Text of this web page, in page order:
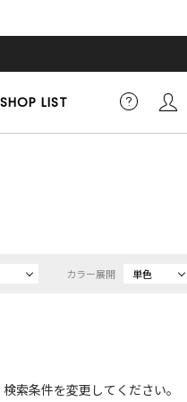
SHOP LIST
カラー展開 単色
索条件を変更してください。